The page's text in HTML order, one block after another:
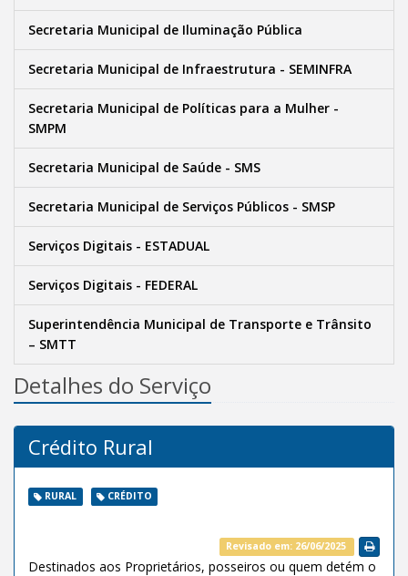
Secretaria Municipal de Iluminação Pública
Secretaria Municipal de Infraestrutura - SEMINFRA
Secretaria Municipal de Políticas para a Mulher -
SMPM
Secretaria Municipal de Saúde - SMS
Secretaria Municipal de Serviços Públicos - SMSP
Serviços Digitais - ESTADUAL
Serviços Digitais - FEDERAL
Superintendência Municipal de Transporte e Trânsito
– SMTT
Detalhes do Serviço
Crédito Rural
RURAL CRÉDITO
Revisado em: 26/06/2025
Destinados aos Proprietários, posseiros ou quem detém o